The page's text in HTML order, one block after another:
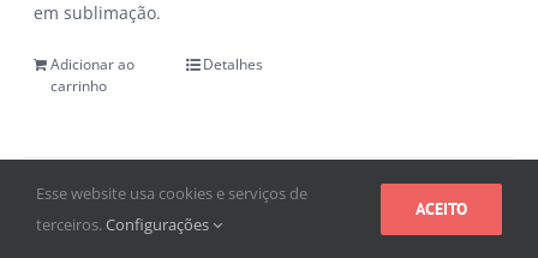
em sublimação.
Adicionar ao
carrinho
Detalhes
Esse website usa cookies e serviços de
terceiros.Configurações
ACEITO